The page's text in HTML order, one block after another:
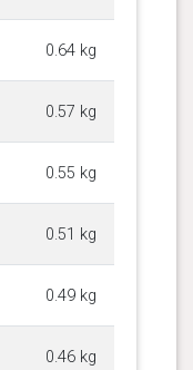
0.64 kg
0.57 kg
0.55 kg
0.51 kg
0.49 kg
0.46 kg